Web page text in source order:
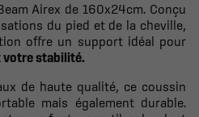
Airex de 160x24cm. Conçu
du pied et de la cheville,
offre un support idéal pour
votre stabilité.
de haute qualité, ce coussin
mais également durable.